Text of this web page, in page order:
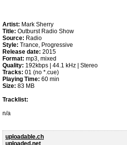
Artist: Mark Sherry
Title: Outburst Radio Show
Source: Radio
Style: Trance, Progressive
Release date: 2015
Format: mp3, mixed
Quality: 192kbps | 44.1 kHz | Stereo
Tracks: 01 (no *.cue)
Playing Time: 60 min
Size: 83 MB
Tracklist:
n/a
uploadable.ch
uploaded.net